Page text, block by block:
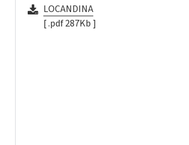
LOCANDINA
[ .pdf 287Kb ]